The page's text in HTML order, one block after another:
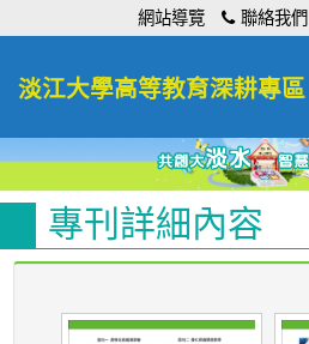
網站導覽 聯絡我們
淡江大學高等教育深耕專區
專刊詳細內容